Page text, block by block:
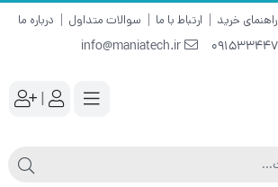
راهنمای خرید ارتباط با ما سوالات متداول درباره ما
info@maniatech.ir
|